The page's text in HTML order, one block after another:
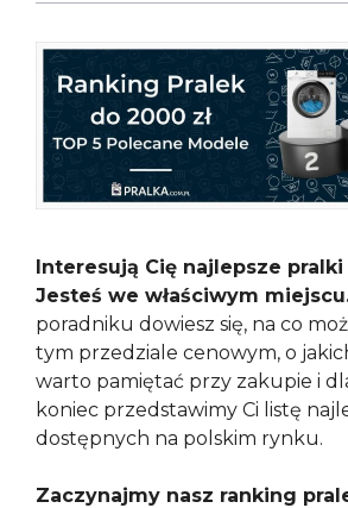
(Twitter)
Interesują Cię najlepsze pralki
Jesteś we właściwym
poradniku dowiesz się, na co
tym przedziale cenowym, o
warto pamiętać przy zakupie i
koniec przedstawimy Ci listę
dostępnych na polskim rynku.
Zaczynajmy nasz ranking